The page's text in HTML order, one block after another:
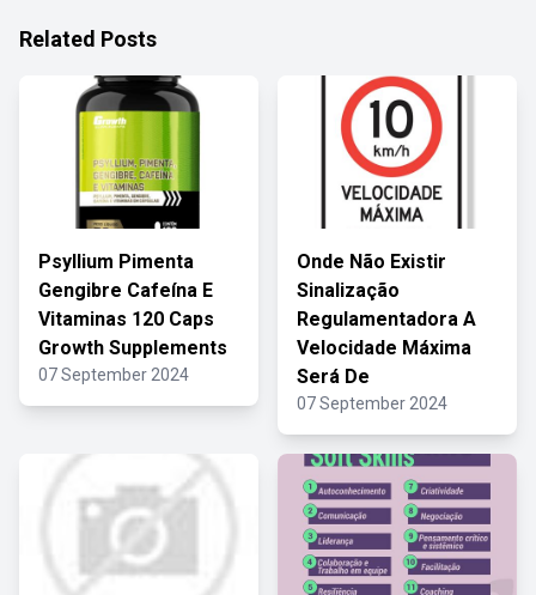
Related Posts
Psyllium Pimenta
Gengibre Cafeína E
Vitaminas 120 Caps
Growth Supplements
07 September 2024
Onde Não Existir
Sinalização
Regulamentadora A
Velocidade Máxima
Será De
07 September 2024